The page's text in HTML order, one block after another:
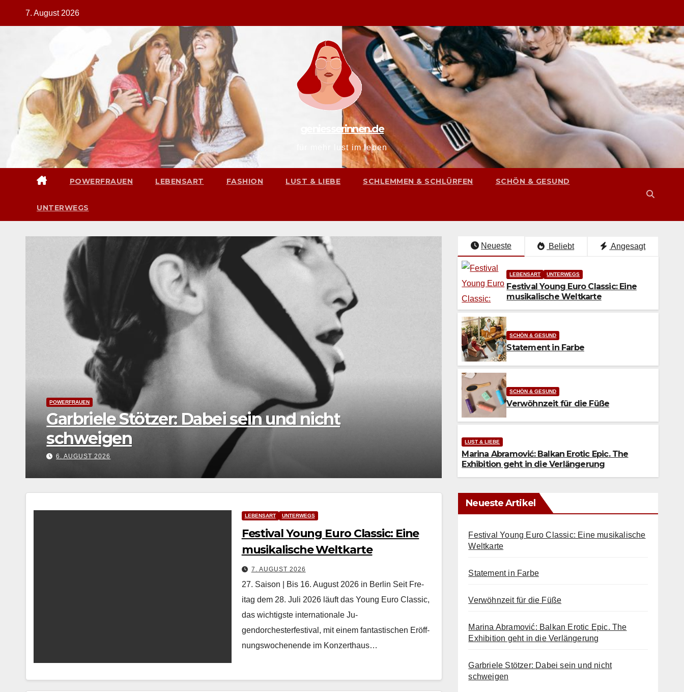
7. August 2026
geniesserinnen.de
für mehr lust im leben
POWERFRAUEN LEBENSART FASHION LUST & LIEBE SCHLEMMEN & SCHLÜRFEN SCHÖN & GESUND
UNTERWEGS
LEBENSART UNTERWEGS
Festival Young Euro Classic: Eine musikalische
Weltkarte
7. AUGUST 2026
SCHÖN & GESUND
Statement in Farbe
7. AUGUST 2026
Neueste Beliebt Angesagt
LEBENSART UNTERWEGS
Festival Young Euro Classic: Eine
musikalische Weltkarte
SCHÖN & GESUND
Statement in Farbe
SCHÖN & GESUND
Verwöhnzeit für die Füße
LUST & LIEBE
Marina Abramović: Balkan Erotic Epic. The
Exhibition geht in die Verlängerung
LEBENSART UNTERWEGS
Festival Young Euro Classic: Eine
musikalische Weltkarte
7. AUGUST 2026
27. Saison | Bis 16. August 2026 in Berlin Seit Fre­
itag dem 28. Juli 2026 läuft das Young Euro Clas­sic,
das wichtig­ste inter­na­tionale Ju­
gendorchesterfestival, mit einem fan­tastis­chen Eröff­
nungswoch­enende im Konz­erthaus…
Neueste Artikel
Festival Young Euro Classic: Eine musikalische
Weltkarte
Statement in Farbe
Verwöhnzeit für die Füße
Marina Abramović: Balkan Erotic Epic. The
Exhibition geht in die Verlängerung
Garbriele Stötzer: Dabei sein und nicht
schweigen